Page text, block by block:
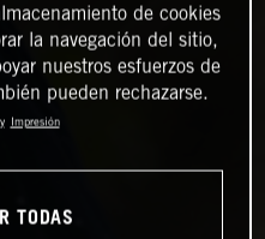
de cookies
la navegación del sitio,
nuestros esfuerzos de
pueden rechazarse.
Impresión
TODAS